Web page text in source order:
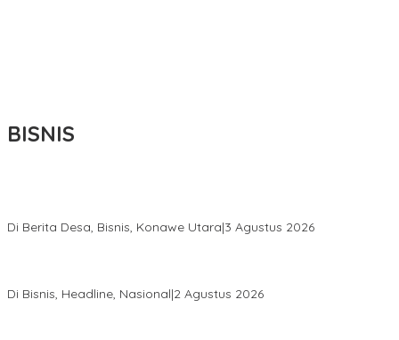
BISNIS
Di Berita Desa, Bisnis, Konawe Utara|3 Agustus 2026
Di Bisnis, Headline, Nasional|2 Agustus 2026